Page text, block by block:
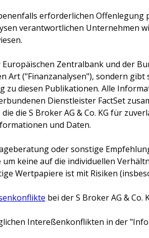
erforderlichen
verantwortlichen Unternehmen
Zentralbank und der
Art ("Finanzanalysen"), sondern
diesen Publikationen. Alle
Dienstleister FactSet
die S Broker AG & Co. KG für
und Daten.
oder sonstige
keine auf die individuellen
Wertpapiere ist mit Risiken
bei derS Broker AG & Co.
Intereßenkonflikten in der